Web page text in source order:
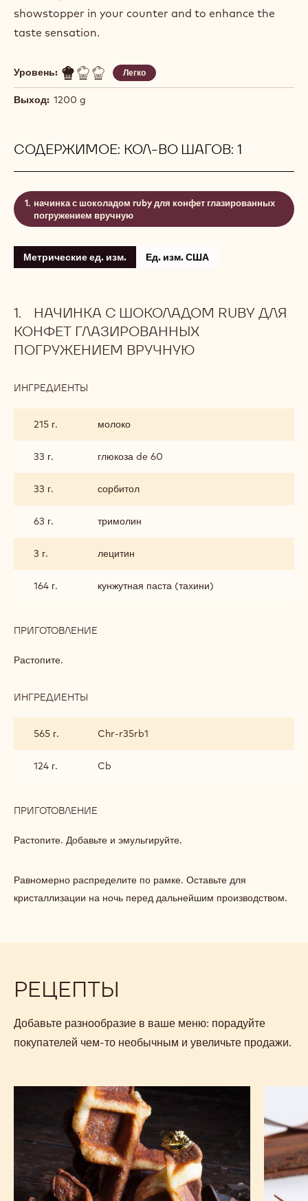
showstopper in your counter and to enhance the
taste sensation.
Уровень: Легко
Выход: 1200 g
СОДЕРЖИМОЕ: КОЛ-ВО ШАГОВ: 1
начинка с шоколадом ruby для конфет глазированных
погружением вручную
Метрические ед. изм. Ед. изм. США
НАЧИНКА С ШОКОЛАДОМ RUBY ДЛЯ
КОНФЕТ ГЛАЗИРОВАННЫХ
ПОГРУЖЕНИЕМ ВРУЧНУЮ
ИНГРЕДИЕНТЫ
ШОКОЛАДОМ
RUBY
ДЛЯ
ПОГРУЖЕНИЕМ
ВРУЧНУЮ
215 г. молоко
33 г. глюкоза de 60
33 г. сорбитол
63 г. тримолин
3 г. лецитин
164 г. кунжутная паста (тахини)
ПРИГОТОВЛЕНИЕ
ГЛАЗИРОВАННЫХ
ПОГРУЖЕНИЕМ
ВРУЧНУЮ
Растопите.
ИНГРЕДИЕНТЫ
ШОКОЛАДОМ
RUBY
ДЛЯ
ВРУЧНУЮ
565 г. Chr-r35rb1
124 г. Cb
ПРИГОТОВЛЕНИЕ
С
ШОКОЛАДОМ
ДЛЯ
КОНФЕТ
ГЛАЗИРОВАННЫХ
Растопите. Добавьте и эмульгируйте.
Равномерно распределите по рамке. Оставьте для
кристаллизации на ночь перед дальнейшим производством.
РЕЦЕПТЫ
Добавьте разнообразие в ваше меню: порадуйте
покупателей чем-то необычным и увеличьте продажи.
с
чаем
«Эрл
Грей»